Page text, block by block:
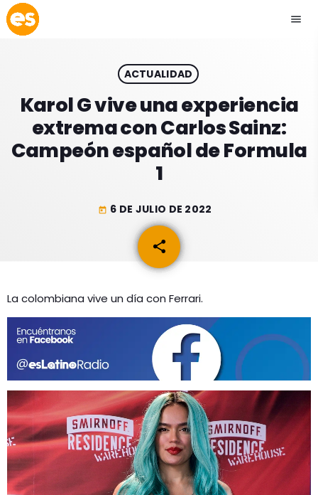
menu
play_arrow EMISIÓN LA PAZ
play_arrow EMISIÓN COCHABAMBA
ESLATINO NEWS
ESPECTÁCULOS
GEEKERS
MÚSICA
ENTRETENIMIENTO
INICIO
ACTUALIDAD
Karol G vive una experiencia
extrema con Carlos Sainz:
Campeón español de Formula
1
today 6 DE JULIO DE 2022
share
email
La colombiana vive un día con Ferrari.